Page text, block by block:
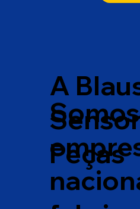
A
Peças